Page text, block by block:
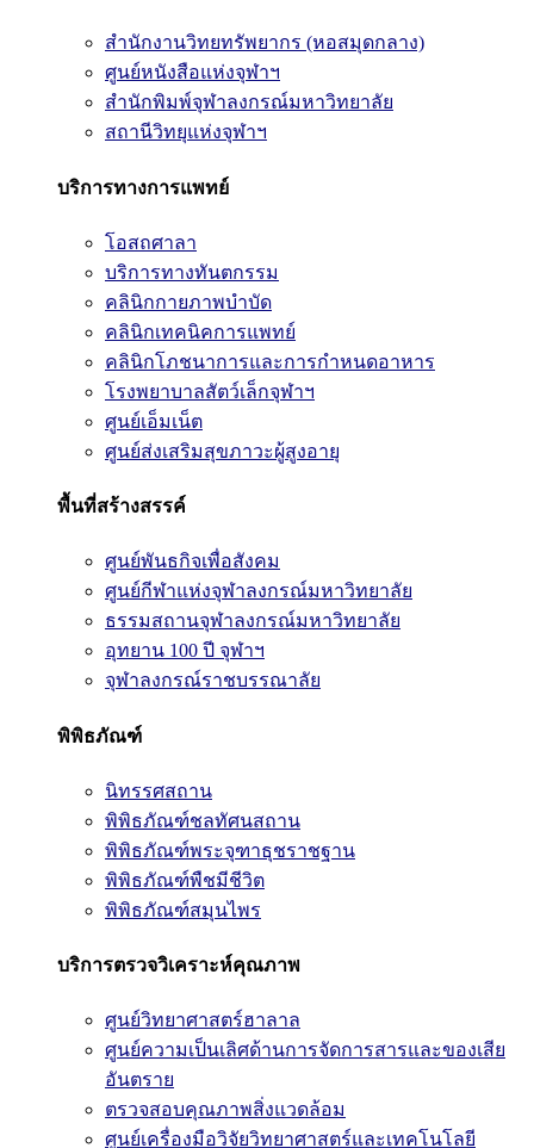
สำนักงานวิทยทรัพยากร (หอสมุดกลาง)
ศูนย์หนังสือแห่งจุฬาฯ
สำนักพิมพ์จุฬาลงกรณ์มหาวิทยาลัย
สถานีวิทยุแห่งจุฬาฯ
บริการทางการแพทย์
โอสถศาลา
บริการทางทันตกรรม
คลินิกกายภาพบำบัด
คลินิกเทคนิคการแพทย์
คลินิกโภชนาการและการกำหนดอาหาร
โรงพยาบาลสัตว์เล็กจุฬาฯ
ศูนย์เอ็มเน็ต
ศูนย์ส่งเสริมสุขภาวะผู้สูงอายุ
พื้นที่สร้างสรรค์
ศูนย์พันธกิจเพื่อสังคม
ศูนย์กีฬาแห่งจุฬาลงกรณ์มหาวิทยาลัย
ธรรมสถานจุฬาลงกรณ์มหาวิทยาลัย
อุทยาน 100 ปี จุฬาฯ
จุฬาลงกรณ์ราชบรรณาลัย
พิพิธภัณฑ์
นิทรรศสถาน
พิพิธภัณฑ์ชลทัศนสถาน
พิพิธภัณฑ์พระจุฑาธุชราชฐาน
พิพิธภัณฑ์พืชมีชีวิต
พิพิธภัณฑ์สมุนไพร
บริการตรวจวิเคราะห์คุณภาพ
ศูนย์วิทยาศาสตร์ฮาลาล
ศูนย์ความเป็นเลิศด้านการจัดการสารและของเสีย
อันตราย
ตรวจสอบคุณภาพสิ่งแวดล้อม
ศูนย์เครื่องมือวิจัยวิทยาศาสตร์และเทคโนโลยี